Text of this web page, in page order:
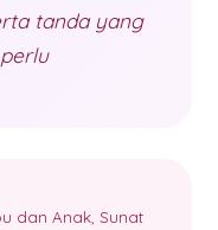
tanda yang
dan Anak, Sunat